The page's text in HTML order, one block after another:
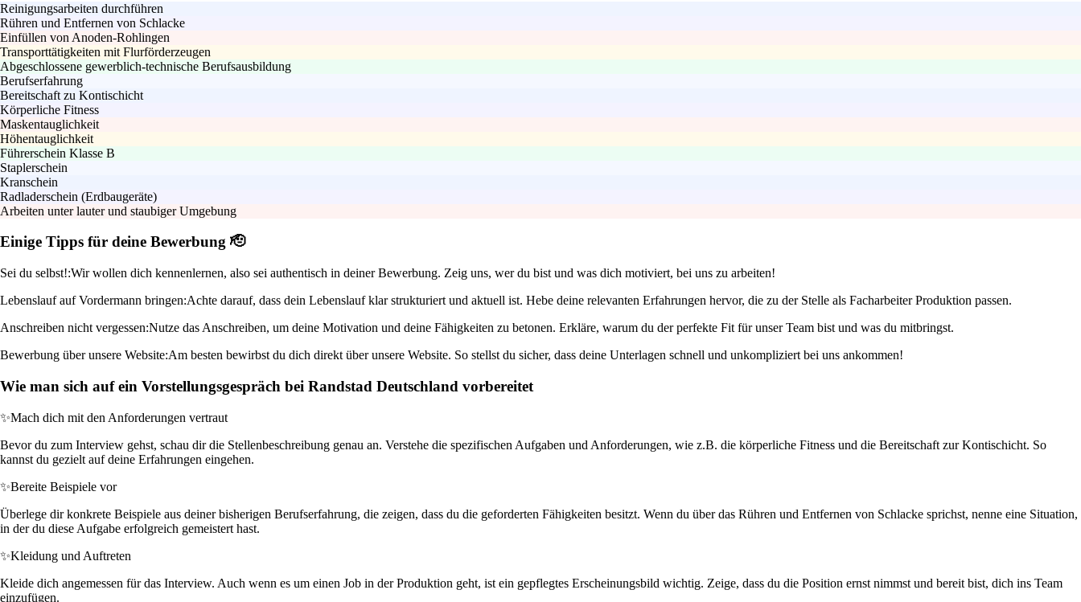
Reinigungsarbeiten durchführen
Rühren und Entfernen von Schlacke
Einfüllen von Anoden-Rohlingen
Transporttätigkeiten mit Flurförderzeugen
Abgeschlossene gewerblich-technische Berufsausbildung
Berufserfahrung
Bereitschaft zu Kontischicht
Körperliche Fitness
Maskentauglichkeit
Höhentauglichkeit
Führerschein Klasse B
Staplerschein
Kranschein
Radladerschein (Erdbaugeräte)
Arbeiten unter lauter und staubiger Umgebung
Einige Tipps für deine Bewerbung 🫡
Sei du selbst!:Wir wollen dich kennenlernen, also sei authentisch in deiner Bewerbung. Zeig uns, wer du bist und was dich motiviert, bei uns zu arbeiten!
Lebenslauf auf Vordermann bringen:Achte darauf, dass dein Lebenslauf klar strukturiert und aktuell ist. Hebe deine relevanten Erfahrungen hervor, die zu der Stelle als Facharbeiter Produktion passen.
Anschreiben nicht vergessen:Nutze das Anschreiben, um deine Motivation und deine Fähigkeiten zu betonen. Erkläre, warum du der perfekte Fit für unser Team bist und was du mitbringst.
Bewerbung über unsere Website:Am besten bewirbst du dich direkt über unsere Website. So stellst du sicher, dass deine Unterlagen schnell und unkompliziert bei uns ankommen!
Wie man sich auf ein Vorstellungsgespräch bei Randstad Deutschland vorbereitet
✨Mach dich mit den Anforderungen vertraut
Bevor du zum Interview gehst, schau dir die Stellenbeschreibung genau an. Verstehe die spezifischen Aufgaben und Anforderungen, wie z.B. die körperliche Fitness und die Bereitschaft zur Kontischicht. So
kannst du gezielt auf deine Erfahrungen eingehen.
✨Bereite Beispiele vor
Überlege dir konkrete Beispiele aus deiner bisherigen Berufserfahrung, die zeigen, dass du die geforderten Fähigkeiten besitzt. Wenn du über das Rühren und Entfernen von Schlacke sprichst, nenne eine Situation,
in der du diese Aufgabe erfolgreich gemeistert hast.
✨Kleidung und Auftreten
Kleide dich angemessen für das Interview. Auch wenn es um einen Job in der Produktion geht, ist ein gepflegtes Erscheinungsbild wichtig. Zeige, dass du die Position ernst nimmst und bereit bist, dich ins Team
einzufügen.